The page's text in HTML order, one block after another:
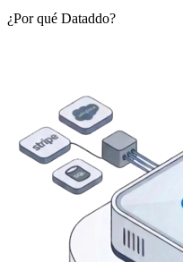
¿Por qué Dataddo?